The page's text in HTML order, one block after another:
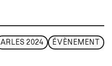
ARLES 2024 ÉVÈNEMENT